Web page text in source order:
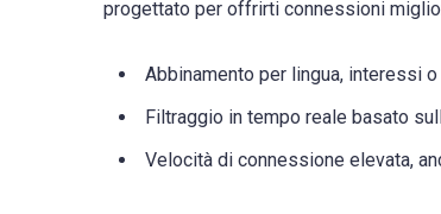
progettato per offrirti connessioni
Abbinamento per lingua, interessi
Filtraggio in tempo reale basato
Velocità di connessione elevata,